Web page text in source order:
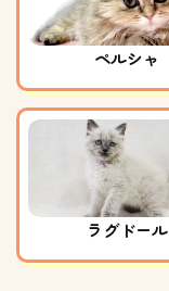
ペルシャ
ラグドール